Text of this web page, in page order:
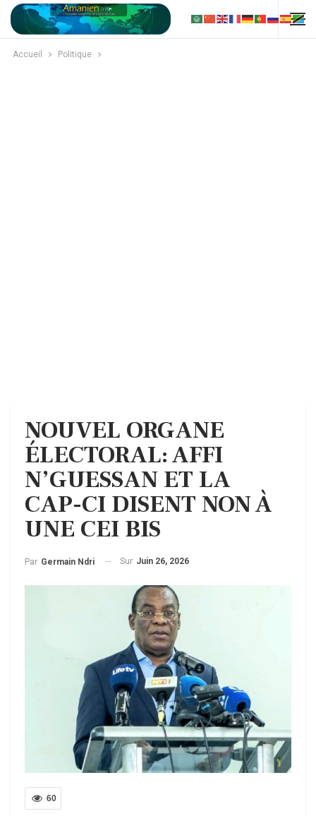
Accueil Politique
NOUVEL ORGANE
ÉLECTORAL: AFFI
N’GUESSAN ET LA
CAP-CI DISENT NON À
UNE CEI BIS
Par Germain Ndri Sur Juin 26, 2026
60